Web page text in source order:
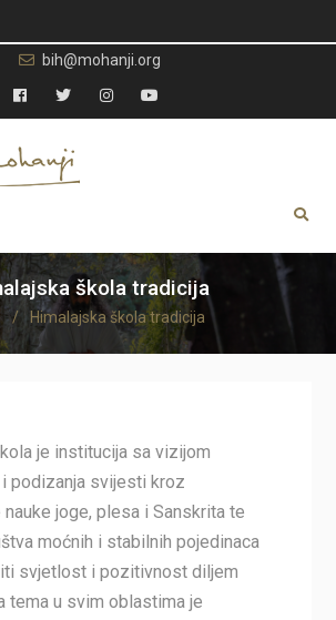
bih@mohanji.org
Facebook
TwitterInstagramYouTube
škola tradicija
Himalajska škola tradicija
je institucija sa vizijom
podizanja svijesti kroz
joge, plesa i Sanskrita te
moćnih i stabilnih pojedinaca
svjetlost i pozitivnost diljem
tema u svim oblastima je